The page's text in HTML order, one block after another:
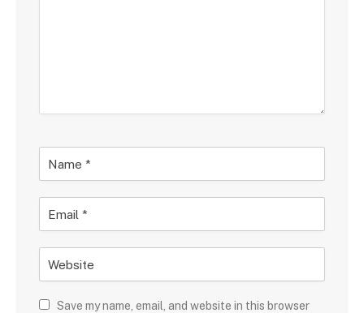
Save my name, email, and website in this browser